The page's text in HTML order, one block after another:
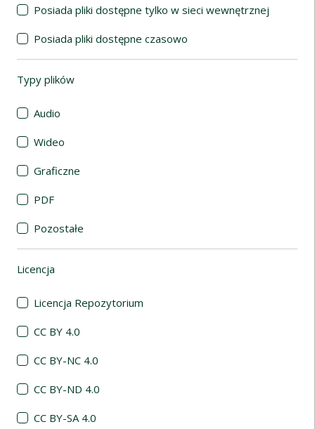
Posiada pliki dostępne tylko w sieci wewnętrznej
Posiada pliki dostępne czasowo
Typy plików
Audio
Wideo
Graficzne
PDF
Pozostałe
Licencja
Licencja Repozytorium
CC BY 4.0
CC BY-NC 4.0
CC BY-ND 4.0
CC BY-SA 4.0